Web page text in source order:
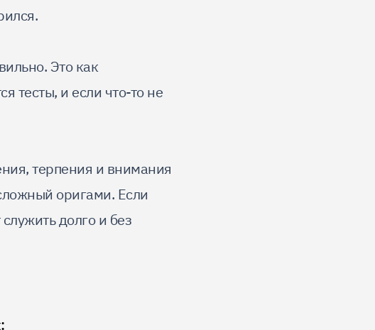
Это как
тесты, и если что-то не
терпения и внимания
оригами. Если
долго и без